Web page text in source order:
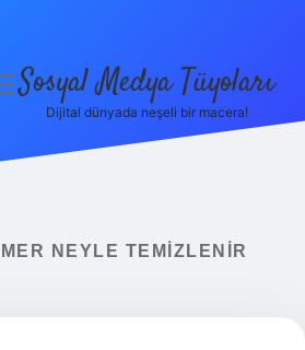
Sosyal Medya Tüyoları
Dijital dünyada neşeli bir macera!
NEYLE TEMIZLENIR